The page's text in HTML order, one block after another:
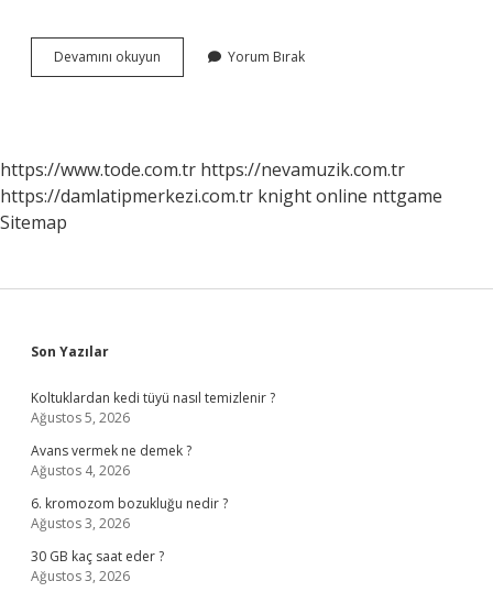
Devamını okuyun Nazillinin
Hangi
Yorum Bırak
https://www.tode.com.tr https://nevamuzik.com.tr
https://damlatipmerkezi.com.tr knight online nttgame
Sitemap
Sidebar
Son Yazılar
Koltuklardan kedi tüyü nasıl temizlenir ?
Ağustos 5, 2026
Avans vermek ne demek ?
Ağustos 4, 2026
6. kromozom bozukluğu nedir ?
Ağustos 3, 2026
30 GB kaç saat eder ?
Ağustos 3, 2026